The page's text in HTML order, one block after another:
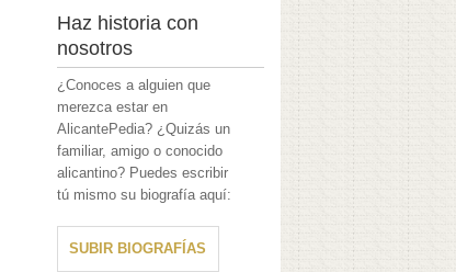
Haz historia con
nosotros
¿Conoces a alguien que
merezca estar en
AlicantePedia? ¿Quizás un
familiar, amigo o conocido
alicantino? Puedes escribir
tú mismo su biografía aquí:
SUBIR BIOGRAFÍAS